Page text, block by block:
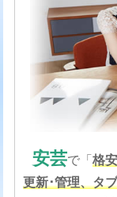
安芸で「 格安
更新･管理、タ